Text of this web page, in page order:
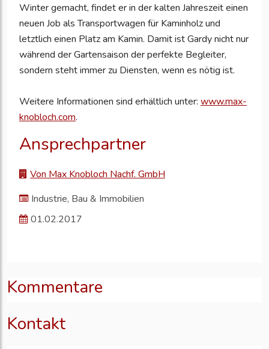
Winter gemacht, findet er in der kalten Jahreszeit einen
neuen Job als Transportwagen für Kaminholz und
letztlich einen Platz am Kamin. Damit ist Gardy nicht nur
während der Gartensaison der perfekte Begleiter,
sondern steht immer zu Diensten, wenn es nötig ist.
Weitere Informationen sind erhältlich unter: www.max-
knobloch.com.
Ansprechpartner
Von Max Knobloch Nachf. GmbH
Industrie, Bau & Immobilien
01.02.2017
Kommentare
Kontakt